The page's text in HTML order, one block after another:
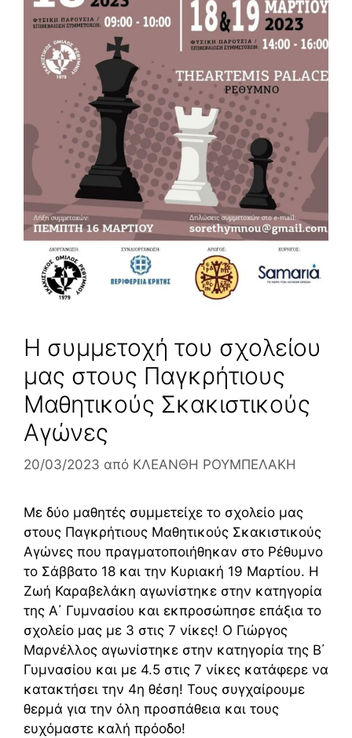
Η συμμετοχή του σχολείου
μας στους Παγκρήτιους
Μαθητικούς Σκακιστικούς
Αγώνες
20/03/2023 από ΚΛΕΑΝΘΗ ΡΟΥΜΠΕΛΑΚΗ
Με δύο μαθητές συμμετείχε το σχολείο μας
στους Παγκρήτιους Μαθητικούς Σκακιστικούς
Αγώνες που πραγματοποιήθηκαν στο Ρέθυμνο
το Σάββατο 18 και την Κυριακή 19 Μαρτίου. Η
Ζωή Καραβελάκη αγωνίστηκε στην κατηγορία
της Α΄ Γυμνασίου και εκπροσώπησε επάξια το
σχολείο μας με 3 στις 7 νίκες! Ο Γιώργος
Μαρνέλλος αγωνίστηκε στην κατηγορία της Β΄
Γυμνασίου και με 4.5 στις 7 νίκες κατάφερε να
κατακτήσει την 4η θέση! Τους συγχαίρουμε
θερμά για την όλη προσπάθεια και τους
ευχόμαστε καλή πρόοδο!